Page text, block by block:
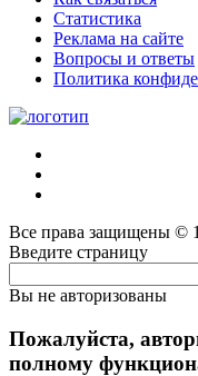
Статистика
Реклама на сайте
Вопросы и ответы
Политика
Все права защищены ©
Введите страницу
Вы не авторизованы
Пожалуйста,
полному